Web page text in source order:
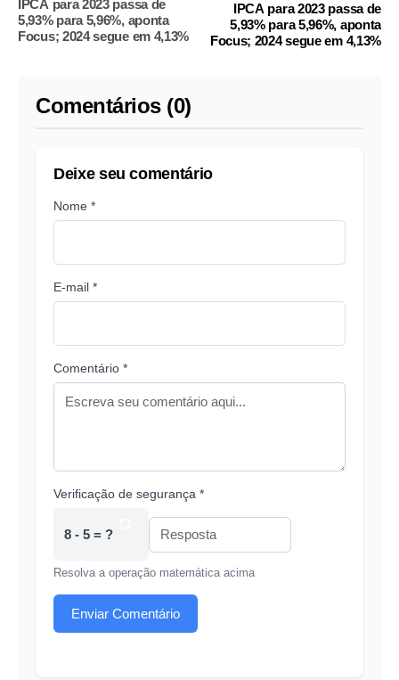
IPCA para 2023 passa de
5,93% para 5,96%, aponta
Focus; 2024 segue em 4,13%
IPCA para 2023 passa de
5,93% para 5,96%, aponta
Focus; 2024 segue em 4,13%
Comentários (0)
Deixe seu comentário
Nome *
E-mail *
Comentário *
Verificação de segurança *
8 - 5 = ?
Resolva a operação matemática acima
Enviar Comentário